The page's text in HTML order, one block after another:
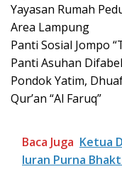
Yayasan Rumah
Area Lampung
Panti Sosial Jompo
Panti Asuhan
Pondok Yatim,
Qur’an “Al Faruq”
Baca Juga Ketua
Iuran Purna